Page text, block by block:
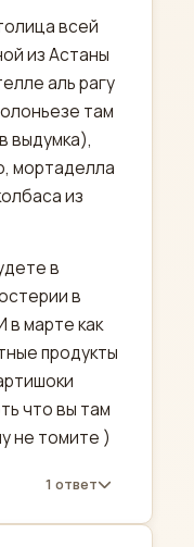
всей
из Астаны
аль рагу
там
выдумка),
мортаделла
из
в
в
в марте как
продукты
что вы там
не томите )
1 ответ